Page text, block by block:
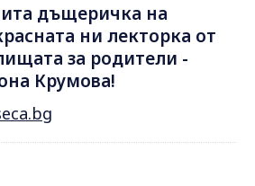
дъщеричка на
ни лекторка от
за родители -
Крумова!